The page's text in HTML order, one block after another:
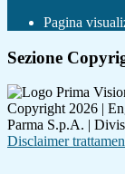
Pagina
Sezione
Copyright 2026 |
Parma S.p.A. |
Disclaimer